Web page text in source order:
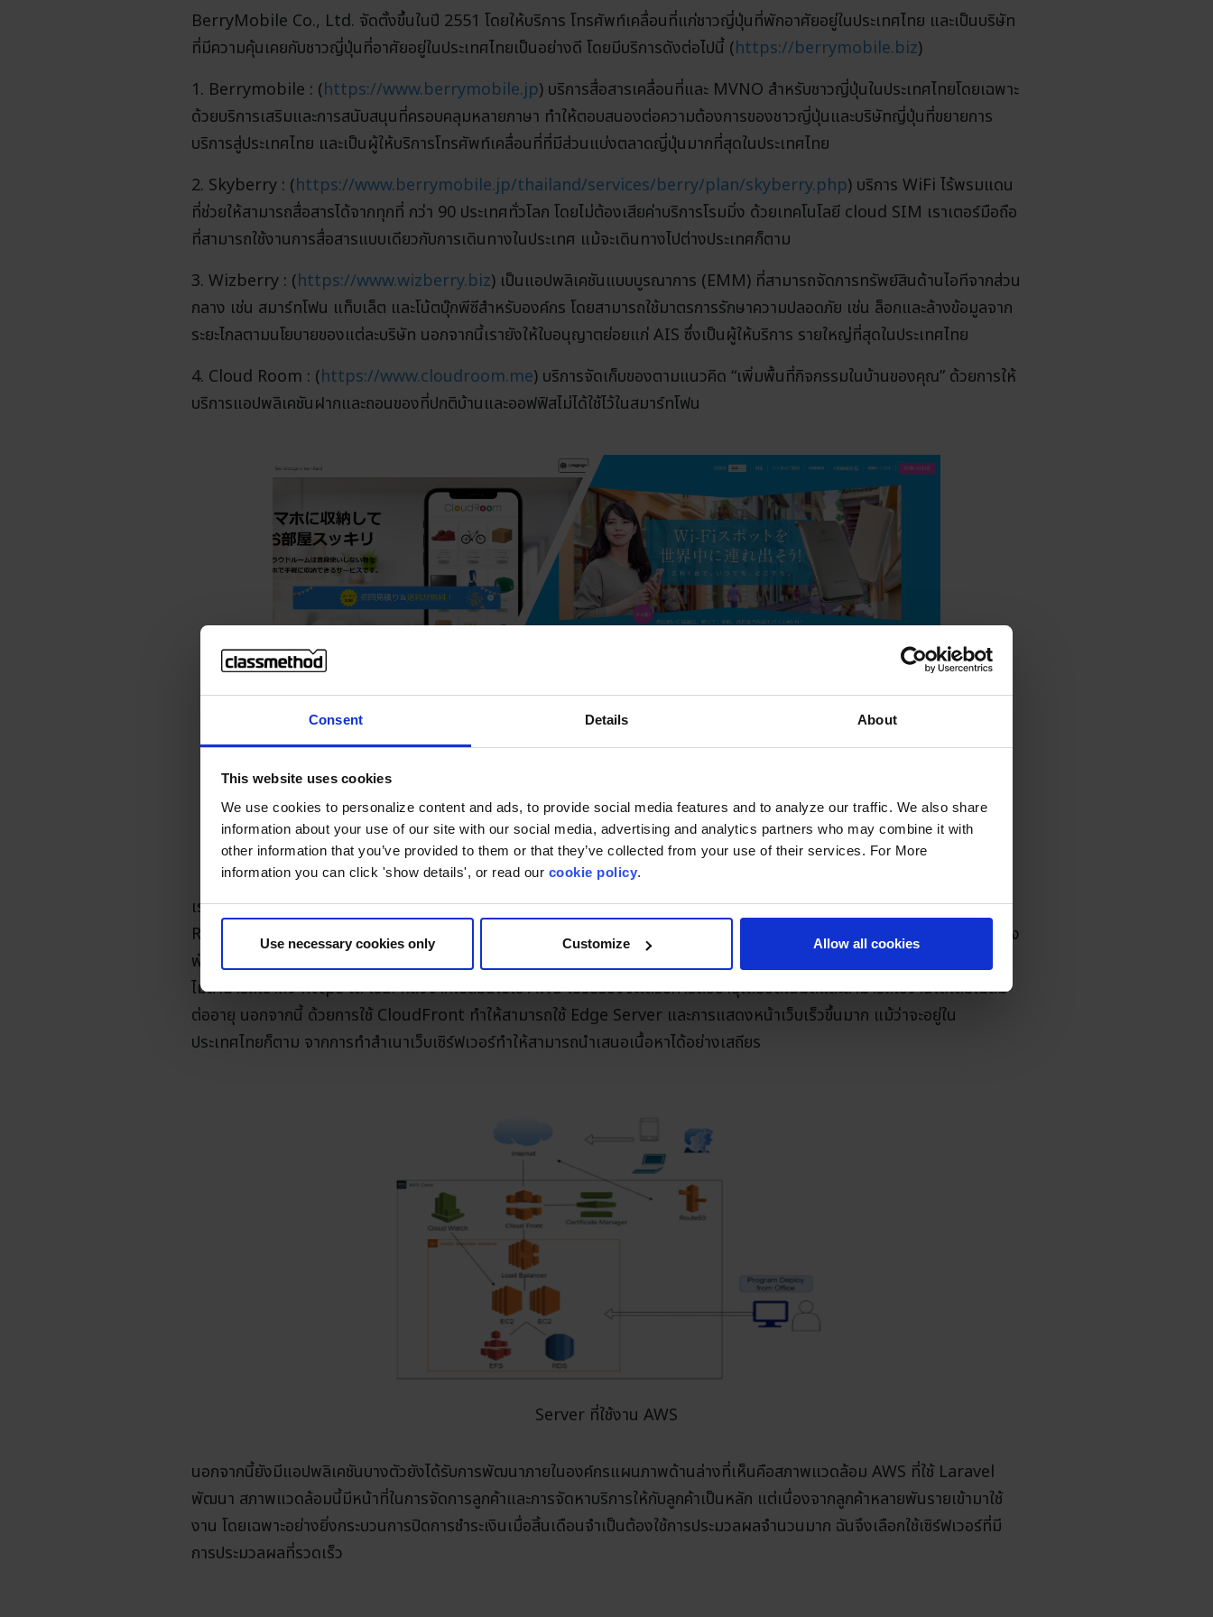
Consent Details About
This website uses cookies
We use cookies to personalize content and ads, to provide social media features and to analyze our traffic. We also share
information about your use of our site with our social media, advertising and analytics partners who may combine it with
other information that you’ve provided to them or that they’ve collected from your use of their services. For More
information you can click 'show details', or read our cookie policy.
Use necessary cookies only Customize Allow all cookies
BerryMobile Co., Ltd. จัดตั้งขึ้นในปี 2551 โดยให้บริการ โทรศัพท์เคลื่อนที่แก่ชาวญี่ปุ่นที่พักอาศัยอยู่ในประเทศไทย และเป็นบริษัท
ที่มีความคุ้นเคยกับชาวญี่ปุ่นที่อาศัยอยู่ในประเทศไทยเป็นอย่างดี โดยมีบริการดังต่อไปนี้ (https://berrymobile.biz)
1. Berrymobile : (https://www.berrymobile.jp) บริการสื่อสารเคลื่อนที่และ MVNO สำหรับชาวญี่ปุ่นในประเทศไทยโดยเฉพาะ
ด้วยบริการเสริมและการสนับสนุนที่ครอบคลุมหลายภาษา ทำให้ตอบสนองต่อความต้องการของชาวญี่ปุ่นและบริษัทญี่ปุ่นที่ขยายการ
บริการสู่ประเทศไทย และเป็นผู้ให้บริการโทรศัพท์เคลื่อนที่ที่มีส่วนแบ่งตลาดญี่ปุ่นมากที่สุดในประเทศไทย
2. Skyberry : (https://www.berrymobile.jp/thailand/services/berry/plan/skyberry.php) บริการ WiFi ไร้พรมแดน
ที่ช่วยให้สามารถสื่อสารได้จากทุกที่ กว่า 90 ประเทศทั่วโลก โดยไม่ต้องเสียค่าบริการโรมมิ่ง ด้วยเทคโนโลยี cloud SIM เราเตอร์มือถือ
ที่สามารถใช้งานการสื่อสารแบบเดียวกับการเดินทางในประเทศ แม้จะเดินทางไปต่างประเทศก็ตาม
3. Wizberry : (https://www.wizberry.biz) เป็นแอปพลิเคชันแบบบูรณาการ (EMM) ที่สามารถจัดการทรัพย์สินด้านไอทีจากส่วน
กลาง เช่น สมาร์ทโฟน แท็บเล็ต และโน้ตบุ๊กพีซีสำหรับองค์กร โดยสามารถใช้มาตรการรักษาความปลอดภัย เช่น ล็อกและล้างข้อมูลจาก
ระยะไกลตามนโยบายของแต่ละบริษัท นอกจากนี้เรายังให้ใบอนุญาตย่อยแก่ AIS ซึ่งเป็นผู้ให้บริการ รายใหญ่ที่สุดในประเทศไทย
4. Cloud Room : (https://www.cloudroom.me) บริการจัดเก็บของตามแนวคิด “เพิ่มพื้นที่กิจกรรมในบ้านของคุณ” ด้วยการให้
บริการแอปพลิเคชันฝากและถอนของที่ปกติบ้านและออฟฟิสไม่ได้ใช้ไว้ในสมาร์ทโฟน
บริการของ BerryMobile
เราใช้ WordPress เพื่อจุดประสงค์ในการนำเสนอเนื้อหาเป็นหลัก เราตั้งค่าเซิร์ฟเวอร์ nignx บน EC2 ของ AWS และใช้ mysql ใน
RDS และใช้โครงสร้างEC2 2 เครื่องในการโหลดบาลานซ์ เราเคยใช้เซิร์ฟเวอร์ที่ใช้ร่วมกันในญี่ปุ่นมาก่อน แต่การเข้าถึงเซิร์ฟเวอร์ในช่วง
พักกลางวันหรือช่วงเวลาหลังเลิกงานในเวลาประเทศญี่ปุ่นมีความล่าช้า และใบรับรองสัญญารายปีไม่ได้รับการต่ออายุ ทำให้เกิดปัญหา
ไม่สามารถเข้าถึง https ได้ เช่น. หลังจากเปลี่ยนไปใช้ AWS ใบรับรองจะได้รับการต่ออายุโดยอัตโนมัติและสามารถใช้งานได้โดยไม่ลืม
ต่ออายุ นอกจากนี้ ด้วยการใช้ CloudFront ทำให้สามารถใช้ Edge Server และการแสดงหน้าเว็บเร็วขึ้นมาก แม้ว่าจะอยู่ใน
ประเทศไทยก็ตาม จากการทำสำเนาเว็บเซิร์ฟเวอร์ทำให้สามารถนำเสนอเนื้อหาได้อย่างเสถียร
Server ที่ใช้งาน AWS
นอกจากนี้ยังมีแอปพลิเคชันบางตัวยังได้รับการพัฒนาภายในองค์กรแผนภาพด้านล่างที่เห็นคือสภาพแวดล้อม AWS ที่ใช้ Laravel
พัฒนา สภาพแวดล้อมนี้มีหน้าที่ในการจัดการลูกค้าและการจัดหาบริการให้กับลูกค้าเป็นหลัก แต่เนื่องจากลูกค้าหลายพันรายเข้ามาใช้
งาน โดยเฉพาะอย่างยิ่งกระบวนการปิดการชำระเงินเมื่อสิ้นเดือนจำเป็นต้องใช้การประมวลผลจำนวนมาก ฉันจึงเลือกใช้เซิร์ฟเวอร์ที่มี
การประมวลผลที่รวดเร็ว